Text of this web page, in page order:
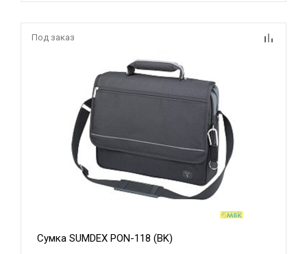
Под заказ
Сумка SUMDEX PON-118 (BK)